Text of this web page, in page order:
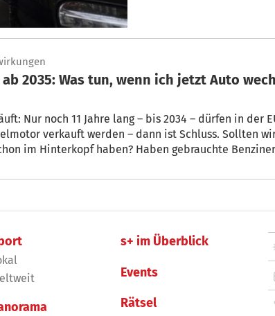
Nur noch 11 Jahre lang – bis 2034 – dürfen in der EU
verkauft werden – dann ist Schluss. Sollten
im Hinterkopf haben? Haben gebrauchte
Blogger Michele De Luca befragt.
s+ im Überblick
Events
Rätsel